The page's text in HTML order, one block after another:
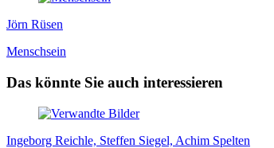
Jörn Rüsen
Menschsein
Das könnte Sie auch interessieren
Ingeborg Reichle, Steffen Siegel, Achim Spelten